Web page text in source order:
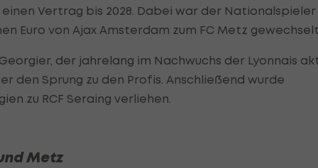
Vertrag bis 2028. Dabei war der Nationalspieler
Euro von Ajax Amsterdam zum FC Metz
der jahrelang im Nachwuchs der Lyonnais
den Sprung zu den Profis. Anschließend wurde
zu RCF Seraing verliehen.
Metz